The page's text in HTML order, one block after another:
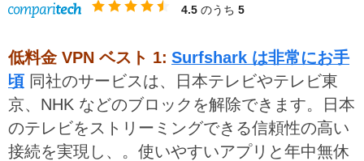
4.5 のうち 5
低料金 VPN ベスト 1: Surfshark は非常にお手
頃 同社のサービスは、日本テレビやテレビ東
京、NHK などのブロックを解除できます。日本
のテレビをストリーミングできる信頼性の高い
接続を実現し、。使いやすいアプリと年中無休